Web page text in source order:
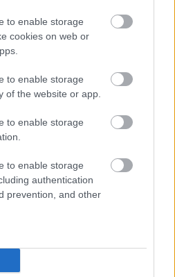
to enable storage
cookies on web or
to enable storage
of the website or app.
to enable storage
to enable storage
authentication
prevention, and other